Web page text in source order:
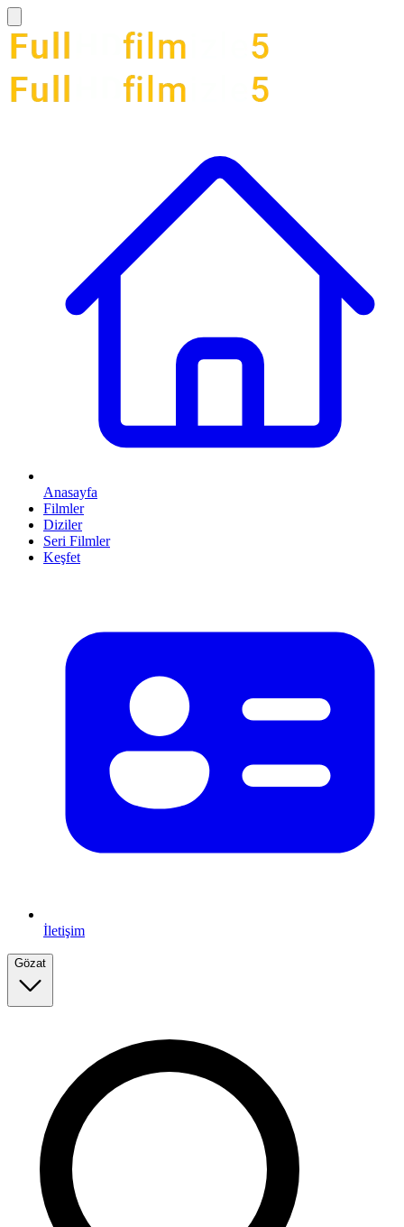
Anasayfa
Filmler
Diziler
Seri Filmler
Keşfet
İletişim
Gözat